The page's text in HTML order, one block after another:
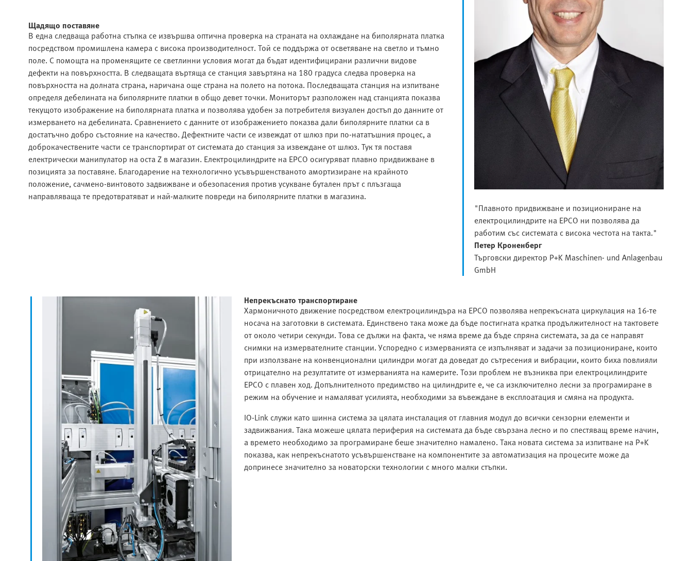
Щадящо поставяне
В една следваща работна стъпка се извършва оптична проверка на страната на охлаждане на биполярната платка
посредством промишлена камера с висока производителност. Той се поддържа от осветяване на светло и тъмно
поле. С помощта на променящите се светлинни условия могат да бъдат идентифицирани различни видове
дефекти на повърхността. В следващата въртяща се станция завъртяна на 180 градуса следва проверка на
повърхността на долната страна, наричана още страна на полето на потока. Последващата станция на изпитване
определя дебелината на биполярните платки в общо девет точки. Мониторът разположен над станцията показва
текущото изображение на биполярната платка и позволява удобен за потребителя визуален достъп до данните от
измерването на дебелината. Сравнението с данните от изображението показва дали биполярните платки са в
достатъчно добро състояние на качество. Дефектните части се извеждат от шлюз при по-нататъшния процес, а
доброкачествените части се транспортират от системата до станция за извеждане от шлюз. Тук тя поставя
електрически манипулатор на оста Z в магазин. Електроцилиндрите на EPCO осигуряват плавно придвижване в
позицията за поставяне. Благодарение на технологично усъвършенстваното амортизиране на крайното
положение, сачмено-винтовото задвижване и обезопасения против усукване бутален прът с плъзгаща
направляваща те предотвратяват и най-малките повреди на биполярните платки в магазина.
"Плавното придвижване и позициониране на
електроцилиндрите на EPCO ни позволява да
работим със системата с висока честота на такта."
Петер Кроненберг
Търговски директор P+K Maschinen- und Anlagenbau
GmbH
Непрекъснато транспортиране
Хармоничното движение посредством електроцилиндъра на EPCO позволява непрекъсната циркулация на 16-те
носача на заготовки в системата. Единствено така може да бъде постигната кратка продължителност на тактовете
от около четири секунди. Това се дължи на факта, че няма време да бъде спряна системата, за да се направят
снимки на измервателните станции. Успоредно с измерванията се изпълняват и задачи за позициониране, които
при използване на конвенционални цилиндри могат да доведат до сътресения и вибрации, които биха повлияли
отрицателно на резултатите от измерванията на камерите. Този проблем не възниква при електроцилиндрите
EPCO с плавен ход. Допълнителното предимство на цилиндрите е, че са изключително лесни за програмиране в
режим на обучение и намаляват усилията, необходими за въвеждане в експлоатация и смяна на продукта.
IO-Link служи като шинна система за цялата инсталация от главния модул до всички сензорни елементи и
задвижвания. Така можеше цялата периферия на системата да бъде свързана лесно и по спестяващ време начин,
а времето необходимо за програмиране беше значително намалено. Така новата система за изпитване на P+K
показва, как непрекъснатото усъвършенстване на компонентите за автоматизация на процесите може да
допринесе значително за новаторски технологии с много малки стъпки.